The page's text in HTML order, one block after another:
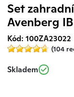
Set
Avenberg
Kód: 100ZA23022
(104
Skladem